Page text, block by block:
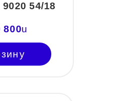
54/18
800u